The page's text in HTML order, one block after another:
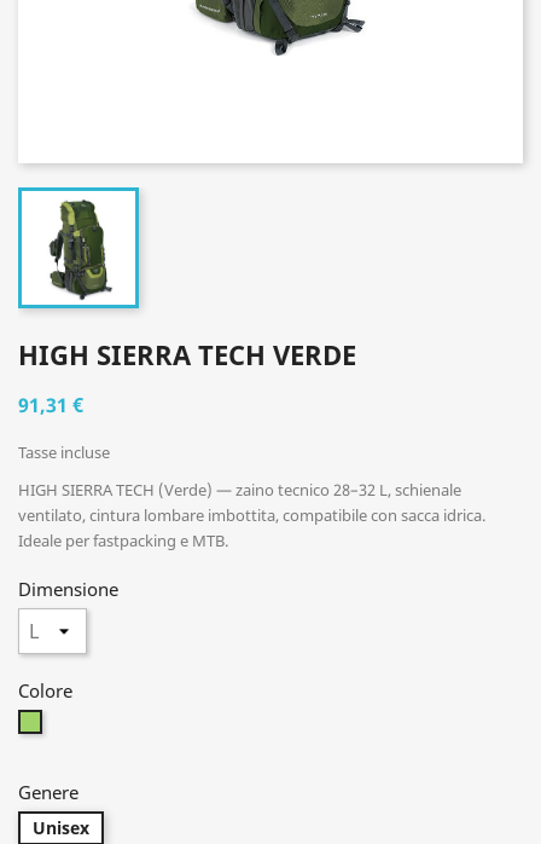
HIGH SIERRA TECH VERDE
91,31 €
Tasse incluse
HIGH SIERRA TECH (Verde) — zaino tecnico 28–32 L, schienale
ventilato, cintura lombare imbottita, compatibile con sacca idrica.
Ideale per fastpacking e MTB.
Dimensione
Colore
Genere
Unisex